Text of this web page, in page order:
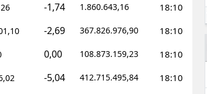
-1,74 1.860.643,16 18:10
-2,69 367.826.976,90 18:10
0,00 108.873.159,23 18:10
-5,04 412.715.495,84 18:10